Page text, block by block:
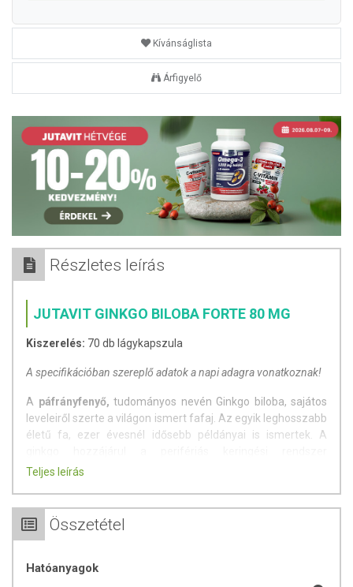
Kívánságlista
Árfigyelő
Részletes leírás
JUTAVIT GINKGO BILOBA FORTE 80 MG
Kiszerelés: 70 db lágykapszula
A specifikációban szereplő adatok a napi adagra vonatkoznak!
A páfrányfenyő, tudományos nevén Ginkgo biloba, sajátos
leveleiről szerte a világon ismert fafaj. Az egyik leghosszabb
életű fa, ezer évesnél idősebb példányai is ismertek. A
működéséhez, mely különösen hasznos a jó halláshoz és a
Adagolás:
Teljes leírás
Összetétel
Hatóanyagok